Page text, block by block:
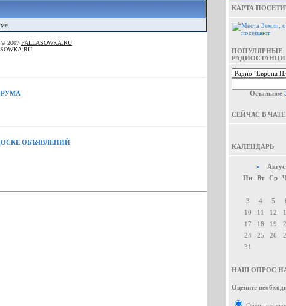
2007 PALLASOWKA.RU
ОБЪЯВЛЕНИЙ
КАРТА
ПОПУЛЯРНЫЕ
Остальное
СЕЙЧАС В ЧАТЕ
КАЛЕНДАРЬ
«
Пн
Вт Ср
3
4 5
10
11 12
17
18 19
24
25 26
31
НАШ ОПРОС
Оцените